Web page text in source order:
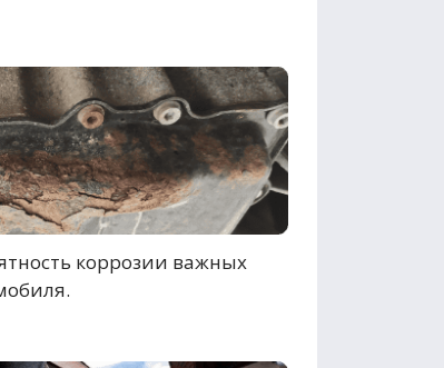
коррозии важных